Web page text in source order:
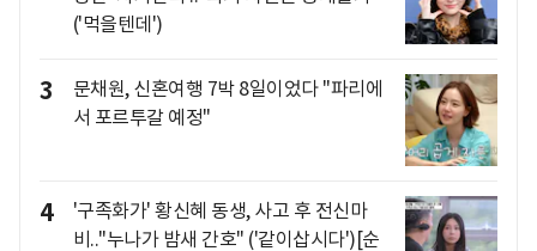
('먹을텐데')
3
문채원, 신혼여행 7박 8일이었다 "파리에
서 포르투갈 예정"
4
'구족화가' 황신혜 동생, 사고 후 전신마
비.."누나가 밤새 간호" ('같이삽시다')[순